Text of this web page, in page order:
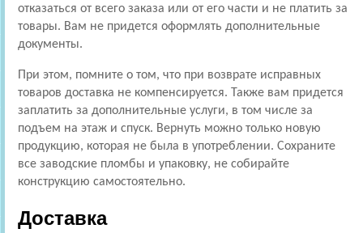
отказаться от всего заказа или от его части и не платить за
товары. Вам не придется оформлять дополнительные
документы.
При этом, помните о том, что при возврате исправных
товаров доставка не компенсируется. Также вам придется
заплатить за дополнительные услуги, в том числе за
подъем на этаж и спуск. Вернуть можно только новую
продукцию, которая не была в употреблении. Сохраните
все заводские пломбы и упаковку, не собирайте
конструкцию самостоятельно.
Доставка